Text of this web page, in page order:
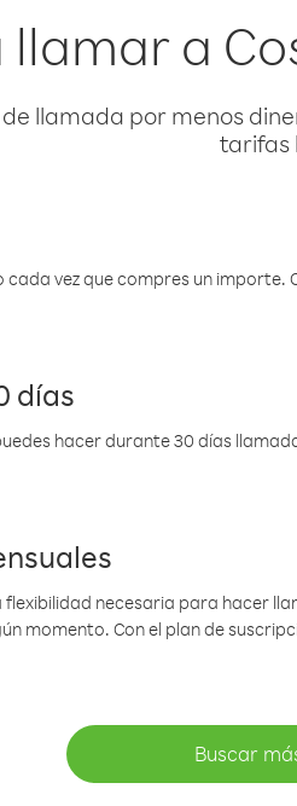
llamar a
llamada por menos
tarifas
vez que compres un
días
hacer durante 30 días
necesaria para hacer
momento. Con el plan de
Buscar